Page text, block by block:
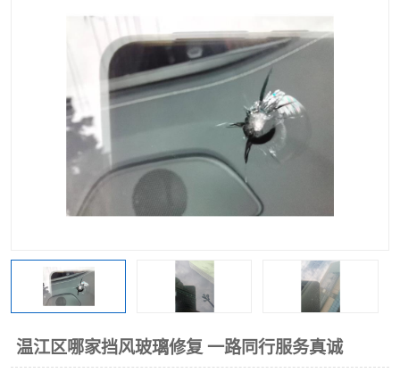
温江区哪家挡风玻璃修复 一路同行服务真诚